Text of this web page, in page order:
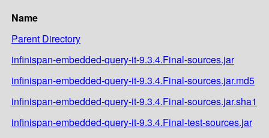
Name
Parent Directory
infinispan-embedded-query-it-9.3.4.Final-sources.jar
infinispan-embedded-query-it-9.3.4.Final-sources.jar.md5
infinispan-embedded-query-it-9.3.4.Final-sources.jar.sha1
infinispan-embedded-query-it-9.3.4.Final-test-sources.jar